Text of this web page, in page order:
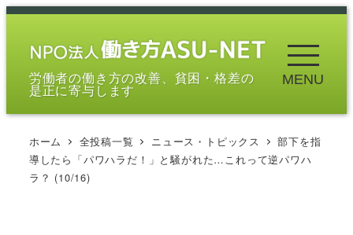
メ
労働者の働き方の改善、貧困・格差の
是正に寄与します
MENU
ホーム 全投稿一覧 ニュース・トピックス
部下を指
導したら「パワハラだ！」と騒がれた…これって逆パワハ
ラ？ (10/16)